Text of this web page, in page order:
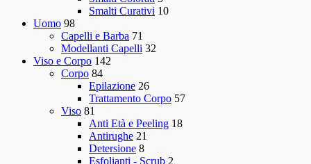
Smalti Curativi 10
Uomo 98
Capelli e Barba 71
Modellanti Capelli 32
Viso e Corpo 142
Corpo 84
Epilazione 26
Trattamento Corpo 57
Viso 81
Anti Età e Peeling 18
Antirughe 21
Detersione 8
Esfolianti - Scrub 2